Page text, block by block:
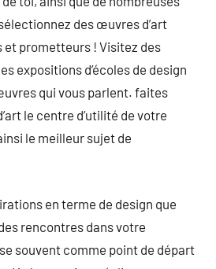
des œuvres d’art
et prometteurs ! Visitez des
expositions d’écoles de design
qui vous parlent. faites
le centre d’utilité de votre
le meilleur sujet de
en terme de design que
rencontres dans votre
souvent comme point de départ